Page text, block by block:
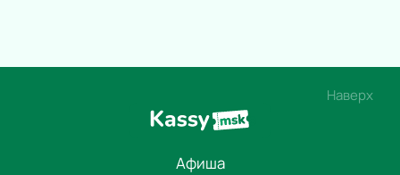
Наверх
Афиша